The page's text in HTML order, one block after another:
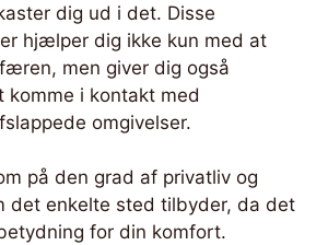
dig ud i det. Disse
hjælper dig ikke kun med at
men giver dig også
komme i kontakt med
omgivelser.
på den grad af privatliv og
det enkelte sted tilbyder, da det
for din komfort.